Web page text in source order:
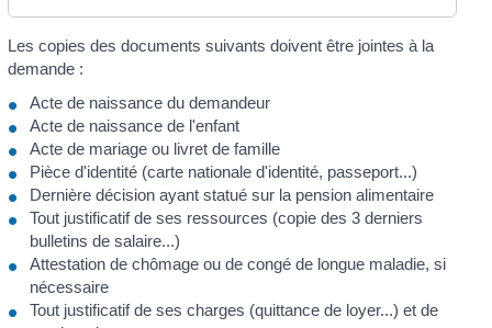
Les copies des documents suivants doivent être jointes à la
demande :
Acte de naissance du demandeur
Acte de naissance de l'enfant
Acte de mariage ou livret de famille
Pièce d'identité (carte nationale d'identité, passeport...)
Dernière décision ayant statué sur la pension alimentaire
Tout justificatif de ses ressources (copie des 3 derniers
bulletins de salaire...)
Attestation de chômage ou de congé de longue maladie, si
nécessaire
Tout justificatif de ses charges (quittance de loyer...) et de